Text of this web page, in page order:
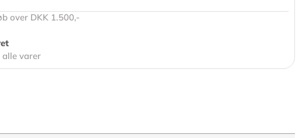
over DKK 1.500,-
varer